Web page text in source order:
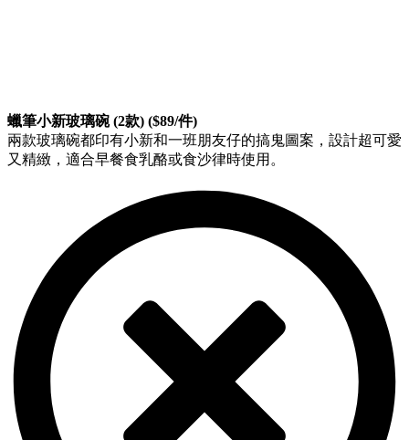
蠟筆小新玻璃碗 (2款) ($89/件)
兩款玻璃碗都印有小新和一班朋友仔的搞鬼圖案，設計超可愛
又精緻，適合早餐食乳酪或食沙律時使用。